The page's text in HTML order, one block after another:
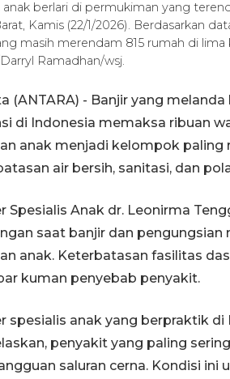
berlari di permukiman yang
Kamis (22/1/2026). Berdasarkan
masih merendam 815 rumah di
Ramadhan/wsj.
(ANTARA) - Banjir yang
di Indonesia memaksa ribuan
anak menjadi kelompok
air bersih, sanitasi, dan
Spesialis Anak dr. Leonirma
saat banjir dan
anak. Keterbatasan fasilitas
kuman penyebab penyakit.
spesialis anak yang berpraktik di
penyakit yang paling
saluran cerna. Kondisi